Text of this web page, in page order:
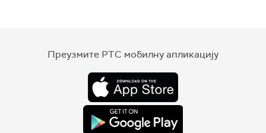
Преузмите РТС мобилну апликацију